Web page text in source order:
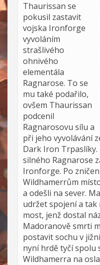
Thaurissan se
pokusil zastavit
vojska Ironforge
vyvoláním
strašlivého
ohnivého
elementála
Ragnarose. To se
mu také podařilo,
ovšem Thaurissan
podcenil
Ragnarosovu sílu a
při jeho vyvolávání
Dark Iron Trpaslíky.
silného Ragnarose
Ironforge. Po
Wildhamerrům
a odešli na sever.
udržet spojení a
most, jenž dostal
Madoranově smrti
postavit sochu v
nyní hrdě tyčí spolu
Wildhamerra na